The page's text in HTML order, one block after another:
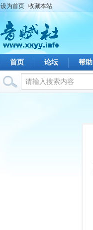
设为首页 收藏本站
首页 论坛 帮助